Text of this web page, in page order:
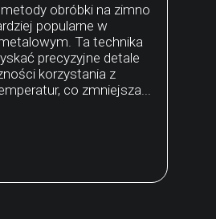
obróbki na zimno
popularne w
Ta technika
precyzyjne detale
korzystania z
co zmniejsza...